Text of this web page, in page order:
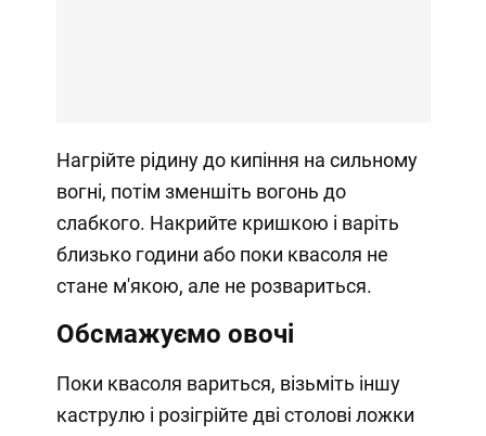
Нагрійте рідину до кипіння на сильному
вогні, потім зменшіть вогонь до
слабкого. Накрийте кришкою і варіть
близько години або поки квасоля не
стане м'якою, але не розвариться.
Обсмажуємо овочі
Поки квасоля вариться, візьміть іншу
каструлю і розігрійте дві столові ложки